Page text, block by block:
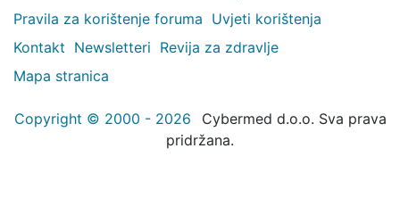
Pravila za korištenje foruma Uvjeti korištenja
Kontakt Newsletteri Revija za zdravlje
Mapa stranica
Copyright © 2000 - 2026
Cybermed d.o.o. Sva prava
pridržana.